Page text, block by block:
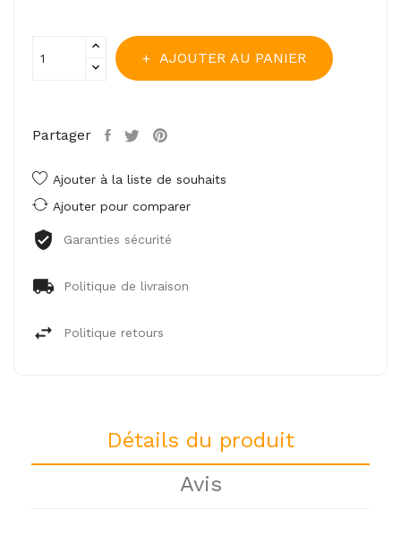
AJOUTER AU PANIER
Partager
Ajouter à la liste de souhaits
Ajouter pour comparer
Garanties sécurité
Politique de livraison
Politique retours
Détails du produit
Avis